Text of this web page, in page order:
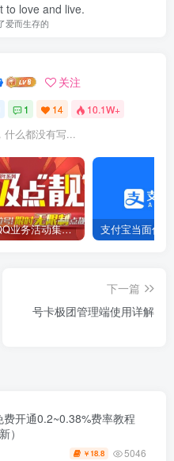
to love and live.
爱而生存的
关注
1 14 10.1W+
什么都没有写...
各类QQ业务活动集合（2023.1.13更新）
下一篇
号卡极团管理端使用详解
开通0.2~0.38%费率教程
）
￥ 18.8 5046